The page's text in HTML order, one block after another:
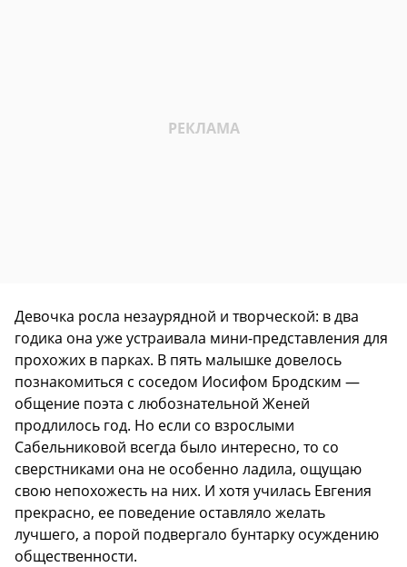
Девочка росла незаурядной и творческой: в два
годика она уже устраивала мини-представления для
прохожих в парках. В пять малышке довелось
познакомиться с соседом Иосифом Бродским —
общение поэта с любознательной Женей
продлилось год. Но если со взрослыми
Сабельниковой всегда было интересно, то со
сверстниками она не особенно ладила, ощущаю
свою непохожесть на них. И хотя училась Евгения
прекрасно, ее поведение оставляло желать
лучшего, а порой подвергало бунтарку осуждению
общественности.